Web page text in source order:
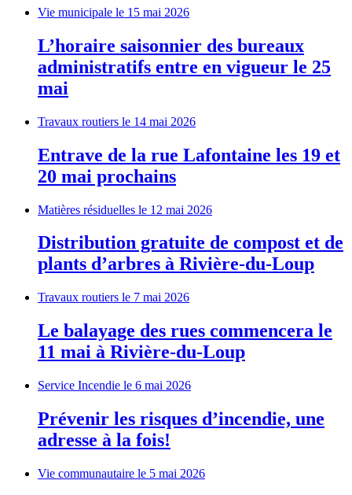
Vie municipale le 15 mai 2026
L’horaire saisonnier des bureaux
administratifs entre en vigueur le 25
mai
Travaux routiers le 14 mai 2026
Entrave de la rue Lafontaine les 19 et
20 mai prochains
Matières résiduelles le 12 mai 2026
Distribution gratuite de compost et de
plants d’arbres à Rivière-du-Loup
Travaux routiers le 7 mai 2026
Le balayage des rues commencera le
11 mai à Rivière-du-Loup
Service Incendie le 6 mai 2026
Prévenir les risques d’incendie, une
adresse à la fois!
Vie communautaire le 5 mai 2026